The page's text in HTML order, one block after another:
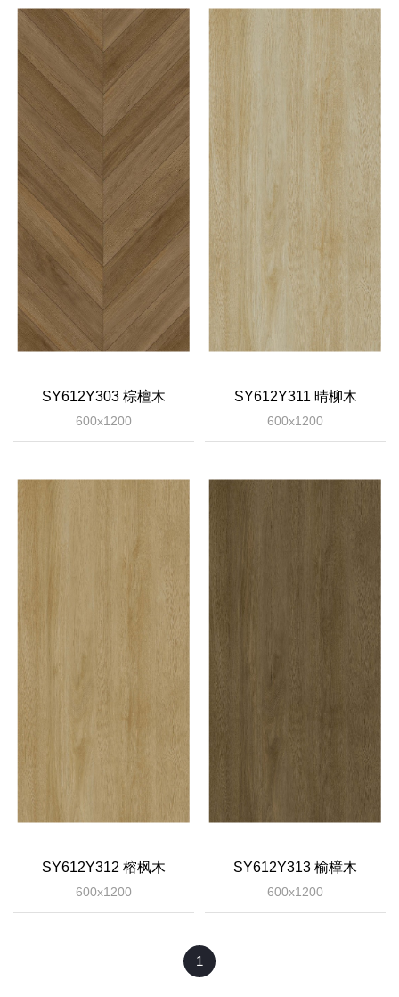
SY612Y303 棕檀木
600x1200
SY612Y311 晴柳木
600x1200
SY612Y312 榕枫木
600x1200
SY612Y313 榆樟木
600x1200
1